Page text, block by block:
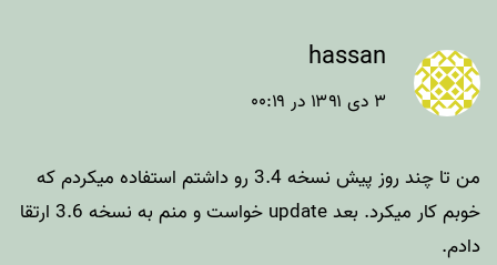
hassan
۳ دی ۱۳۹۱ در ۰۰:۱۹
من تا چند روز پیش نسخه 3.4 رو داشتم استفاده میکردم که
خوبم کار میکرد. بعد update خواست و منم به نسخه 3.6 ارتقا
دادم.